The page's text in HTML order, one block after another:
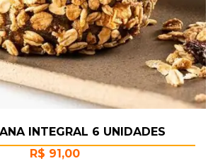
INTEGRAL 6 UNIDADES
R$ 91,00